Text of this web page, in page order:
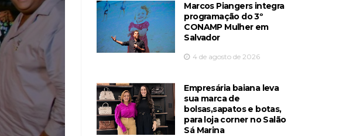
Marcos Piangers integra
programação do 3º
CONAMP Mulher em
Salvador
4 de agosto de 2026
Empresária baiana leva
sua marca de
bolsas,sapatos e botas,
para loja corner no Salão
Sá Marina